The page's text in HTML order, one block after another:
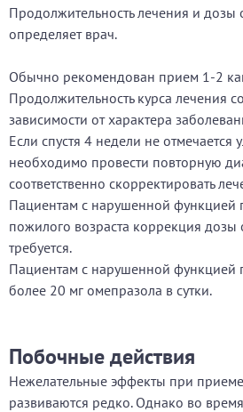
Продолжительность лечения и дозы
определяет врач.
Обычно рекомендован прием 1-2
Продолжительность курса лечения
зависимости от характера
Если спустя 4 недели не отмечается
необходимо провести повторную
соответственно скорректировать
Пациентам с нарушенной функцией
пожилого возраста коррекция дозы
требуется.
Пациентам с нарушенной функцией
более 20 мг омепразола в сутки.
Побочные действия
Нежелательные эффекты при
развиваются редко. Однако во